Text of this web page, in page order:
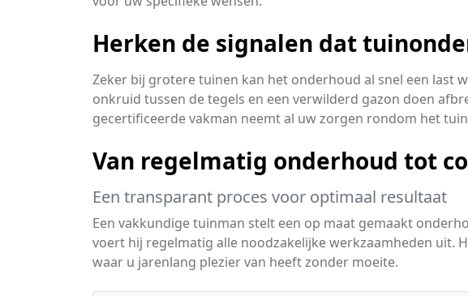
Herken de signalen dat
Zeker bij grotere tuinen kan het onderhoud al snel een last
onkruid tussen de tegels en een verwilderd gazon doen
gecertificeerde vakman neemt al uw zorgen rondom het
Van regelmatig onderhoud tot
Een transparant proces voor optimaal resultaat
Een vakkundige tuinman stelt een op maat gemaakt
voert hij regelmatig alle noodzakelijke werkzaamheden uit.
waar u jarenlang plezier van heeft zonder moeite.